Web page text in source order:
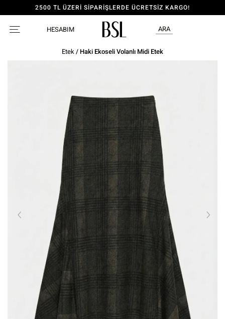
2500 TL ÜZERİ SİPARİŞLERDE ÜCRETSİZ KARGO!
HESABIM ARA
Etek/ Haki Ekoseli Volanlı Midi Etek